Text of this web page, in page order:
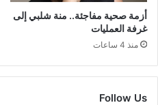
أزمة صحية مفاجئة.. منة شلبي إلى
غرفة العمليات
منذ 4 ساعات
Follow Us